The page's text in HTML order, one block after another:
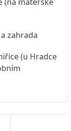
zahrada
(u Hradce